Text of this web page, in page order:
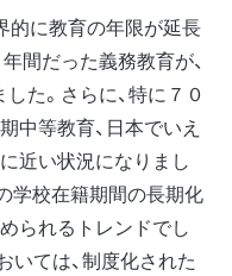
的に教育の年限が延長
間だった義務教育が、
た。さらに、特に７０
中等教育、日本でいえ
近い状況になりまし
学校在籍期間の長期化
られるトレンドでし
いては、制度化された